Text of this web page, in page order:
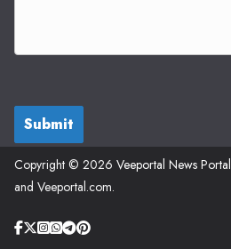
Submit
Copyright © 2026 Veeportal News Portal
and Veeportal.com.